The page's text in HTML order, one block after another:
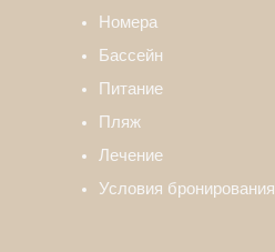
Номера
Бассейн
Питание
Пляж
Лечение
Условия бронирования